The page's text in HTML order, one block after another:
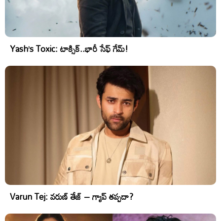
Yash’s Toxic: టాక్సిక్..భారీ సేఫ్ గేమ్!
Varun Tej: వరుణ్ తేజ్ – గ్యాప్ తప్పదా?